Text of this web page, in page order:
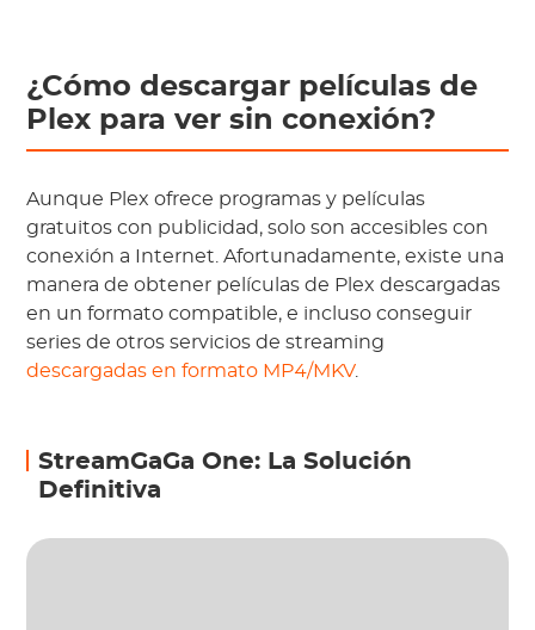
¿Cómo descargar películas de
Plex para ver sin conexión?
Aunque Plex ofrece programas y películas
gratuitos con publicidad, solo son accesibles con
conexión a Internet. Afortunadamente, existe una
manera de obtener películas de Plex descargadas
en un formato compatible, e incluso conseguir
series de otros servicios de streaming
descargadas en formato MP4/MKV.
StreamGaGa One: La Solución
Definitiva